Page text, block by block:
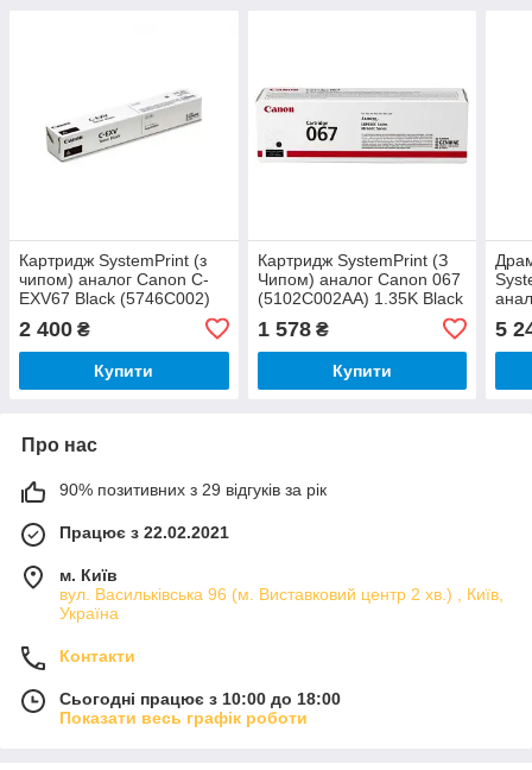
Картридж SystemPrint (з
чипом) аналог Canon C-
EXV67 Black (5746C002)
iR2925i, iR2930i, iR2945i.
2 400 ₴
Купити
Картридж SystemPrint (З
Чипом) аналог Canon 067
(5102C002AA) 1.35K Black
для принтера i-SENSYS
LBP631Cw, LBP633Cdw,
MF651Cw,
1 578₴
Купити
5
Про нас
90% позитивних з 29 відгуків за рік
Працює з 22.02.2021
м. Київ
вул. Васильківська 96 (м. Виставковий центр 2 хв.) , Київ,
Україна
Контакти
Сьогодні працює з 10:00 до 18:00
Показати весь графік роботи